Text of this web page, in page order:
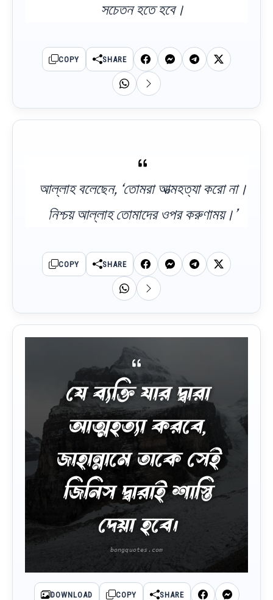
সচেতন হতে হবে।
COPY SHARE
আল্লাহ বলেছেন, ‘তোমরা আত্মহত্যা করো না।
নিশ্চয় আল্লাহ তোমাদের ওপর করুণাময়।’
COPY SHARE
যে ব্যক্তি যার দ্বারা
আত্মহত্যা করবে,
জাহান্নামে তাকে সেই
জিনিস দ্বারাই শাস্তি
দেয়া হবে।
DOWNLOAD COPY SHARE